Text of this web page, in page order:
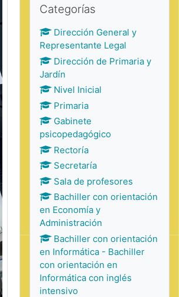
Categorías
Dirección General y
Representante Legal
Dirección de Primaria y
Jardín
Nivel Inicial
Primaria
Gabinete
psicopedagógico
Rectoría
Secretaría
Sala de profesores
Bachiller con orientación
en Economía y
Administración
Bachiller con orientación
en Informática - Bachiller
con orientación en
Informática con inglés
intensivo